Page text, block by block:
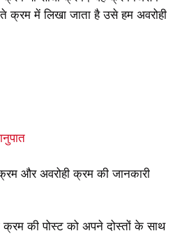
में लिखा जाता है उसे हम अवरोही
और अवरोही क्रम की जानकारी
क्रम की पोस्ट को अपने दोस्तों के साथ